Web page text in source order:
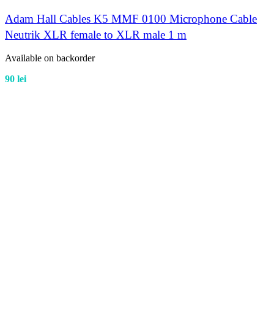
Adam Hall Cables K5 MMF 0100 Microphone Cable
Neutrik XLR female to XLR male 1 m
Available on backorder
90 lei